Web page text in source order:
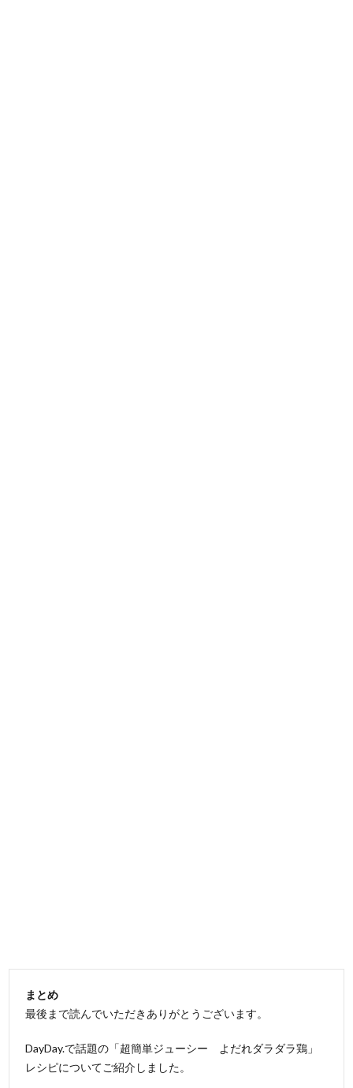
まとめ
最後まで読んでいただきありがとうございます。
DayDay.で話題の「超簡単ジューシー よだれダラダラ鶏」
レシピについてご紹介しました。